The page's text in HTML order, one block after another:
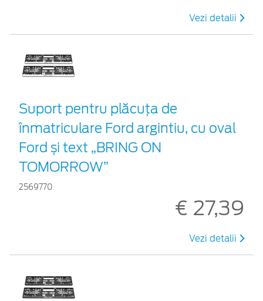
Vezi detalii
Suport pentru plăcuța de
înmatriculare Ford argintiu, cu oval
Ford și text „BRING ON
TOMORROW”
2569770
€ 27,39
Vezi detalii